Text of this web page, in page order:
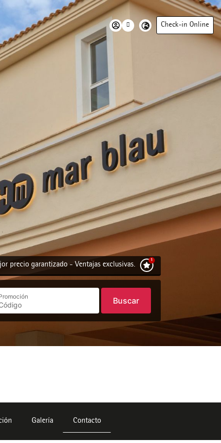
Check-in Online
precio garantizado - Ventajas exclusivas.
Buscar
Galería Contacto